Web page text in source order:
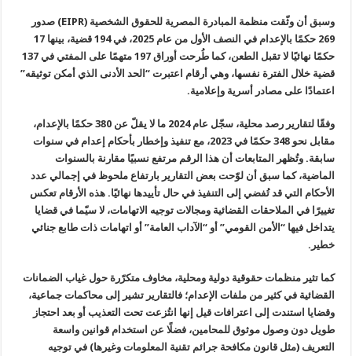
وسبق أن وثّقت منظمة المبادرة المصرية للحقوق الشخصية (EIPR)
صدور
269 حكمًا بالإعدام في النصف الأول من عام 2025، في 194 قضية، بينها 17
حكمًا نهائيًا لا تقبل الطعن، كما طُرحت أوراق 197 متهمًا على المفتي في 137
قضية خلال الفترة نفسها، وهي أرقام اعتبرت “الحد الأدنى الذي أمكن توثيقه”
اعتمادًا على مصادر أسرية وإعلامية.
وفقًا لتقارير رصد محلية، سجّل عام 2024 ما لا يقلّ عن 380 حكمًا بالإعدام،
مقابل نحو 348 حكمًا في 2023، مع تنفيذ وإخطار بأحكام إعدام في سنوات
سابقة. وتُظهر المتابعات أن هذا الرقم مرتفع نسبيًا مقارنة بالسنوات
الماضية، كما سبق أن لوّحت بعض التقارير بارتفاع ملحوظ في إجمالي عدد
الأحكام التي قد تُفضي إلى التنفيذ في حال تأييدها نهائيًا. هذه الأرقام تعكس
تغييرًا في الملاحقات القضائية ومجالات توجيه الاتهامات، لا سيّما في قضايا
يتداخل فيها “الأمن القومي” أو “الآداب العامة” أو اتهامات ذات طابع جنائي
خطير .
كما تثير منظمات حقوقية دولية ومحلية، مخاوف متكرّرة حول غياب الضمانات
القضائية في كثير من ملفات الإعدام؛ فالتقارير تشير إلى محاكمات جماعية،
وقضايا استندت إلى اعترافات قيل إنها انتُزعت تحت التعذيب أو بعد احتجاز
طويل دون وصول موثوق للمحامين، فضلًا عن استخدام قوانين واسعة
التعريف (مثل قانون مكافحة جرائم تقنية المعلومات وغيرها) في توجيه